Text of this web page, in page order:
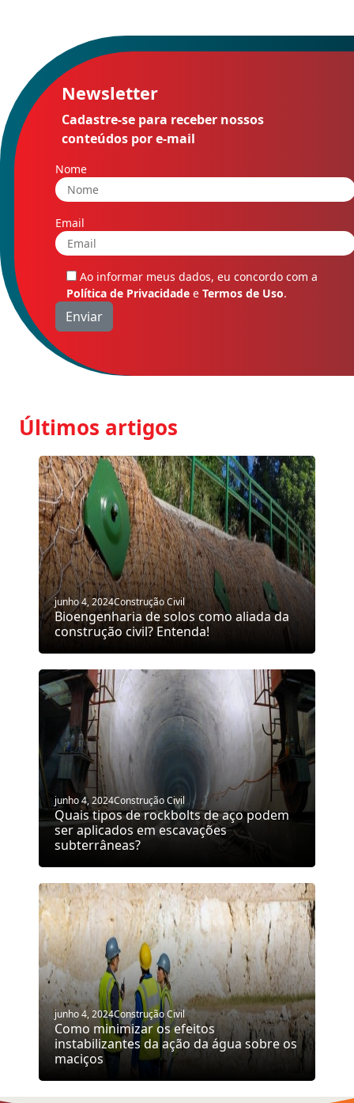
Newsletter
Cadastre-se para receber nossos
conteúdos por e-mail
Nome
Email
Ao informar meus dados, eu concordo com a
Política de Privacidade e Termos de Uso.
Últimos artigos
junho 4, 2024Construção Civil
Bioengenharia de solos como aliada da
construção civil? Entenda!
junho 4, 2024Construção Civil
Quais tipos de rockbolts de aço podem
ser aplicados em escavações
subterrâneas?
junho 4, 2024Construção Civil
Como minimizar os efeitos
instabilizantes da ação da água sobre os
maciços